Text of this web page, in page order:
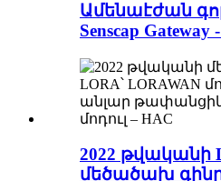
Ամենաէժան
Senscap
2022 թվականի
մեծածախ գինը